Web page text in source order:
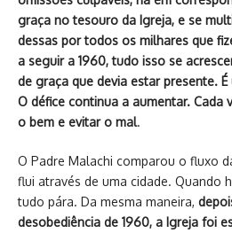
graça no tesouro da Igreja, e se
dessas por todos os milhares que
a seguir a 1960, tudo isso se
de graça que devia estar presente.
O défice continua a aumentar. Cada
o bem e evitar o mal.
O Padre Malachi comparou o fluxo
flui através de uma cidade. Quando
tudo pára. Da mesma maneira,
desobediência de 1960, a Igreja foi